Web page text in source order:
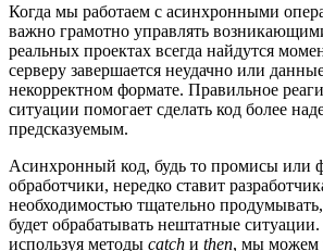
Когда мы работаем с асинхронными
важно грамотно управлять
реальных проектах всегда найдутся
серверу завершается неудачно или
некорректном формате. Правильное
ситуации помогает сделать код более
предсказуемым.
Асинхронный код, будь то промисы или
обработчики, нередко ставит
необходимостью тщательно
будет обрабатывать нештатные
используя методы catch и then, мы можем